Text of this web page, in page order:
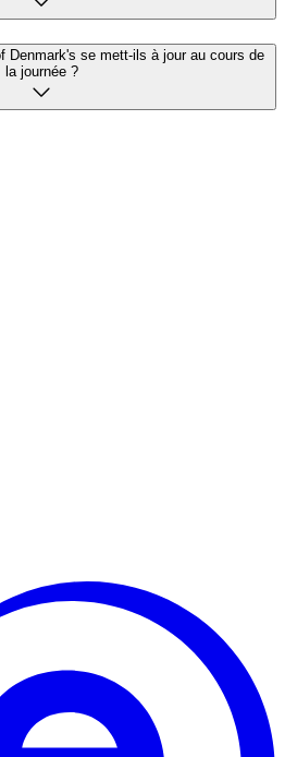
Denmark's se mett-ils à jour au cours de
la journée ?